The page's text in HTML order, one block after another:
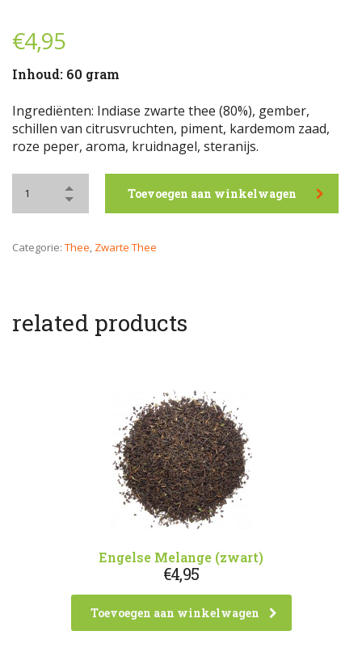
€4,95
Inhoud: 60 gram
Ingrediënten: Indiase zwarte thee (80%), gember,
schillen van citrusvruchten, piment, kardemom zaad,
roze peper, aroma, kruidnagel, steranijs.
Toevoegen aan winkelwagen
Categorie: Thee, Zwarte Thee
related products
Engelse Melange (zwart)
€4,95
Toevoegen aan winkelwagen